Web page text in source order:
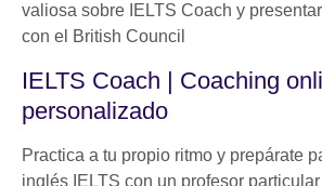
IELTS Coach | Coaching
personalizado
Practica a tu propio ritmo y prepárate
inglés IELTS con un profesor